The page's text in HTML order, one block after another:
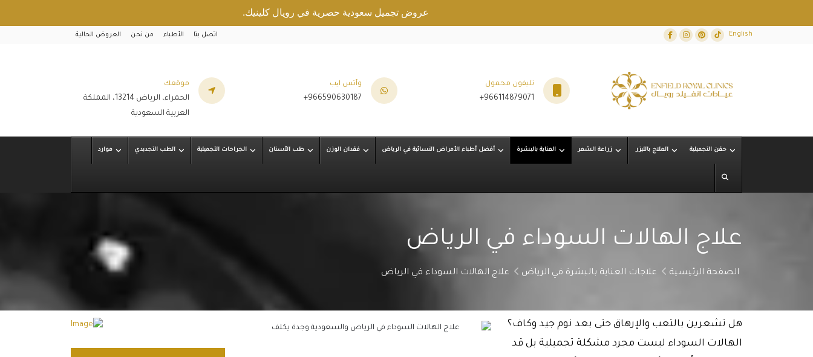
عروض تجميل سعودية حصرية في رويال كلينيك.
العروض الحالية من نحن الأطباء اتصل بنا Facebook
Instagram
Dribbble
TikTok
English
تليفون محمول
+966114879071
وآتس ایب
+966590630187
موقعك
الحمراء، الرياض 13214، المملكة
العربية السعودية
حقن التجميلية العلاج بالليزر زراعة الشعر العناية بالبشرة أفضل أطباء الأمراض النسائية في الرياض فقدان الوزن طب الأسنان الجراحات التجميلية الطب التجديدي موارد
علاج الهالات السوداء في الرياض
الصفحة الرئيسية علاجات العناية بالبشرة في الرياض علاج الهالات السوداء في الرياض
هل تشعرين بالتعب والإرهاق حتى بعد نوم جيد وكاف؟
الهالات السوداء ليست مجرد مشكلة تجميلية بل قد